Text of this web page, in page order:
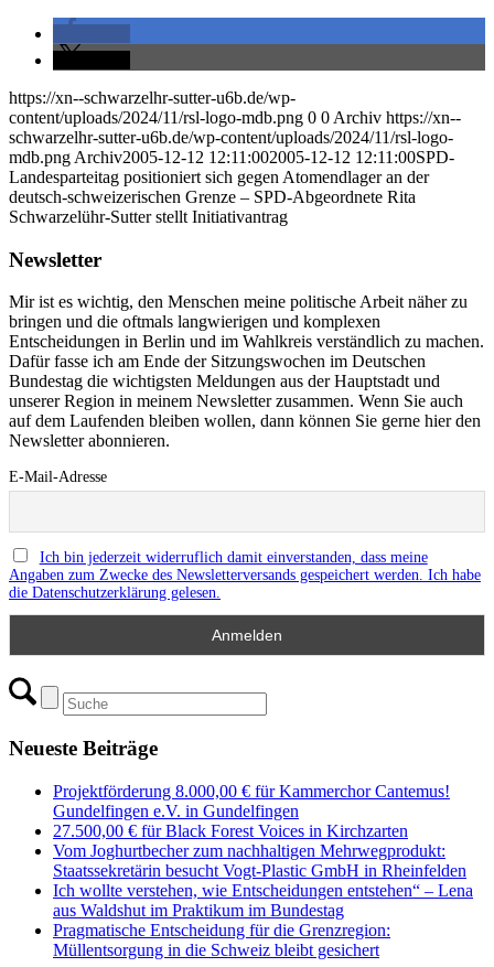
https://xn--schwarzelhr-sutter-u6b.de/wp-
content/uploads/2024/11/rsl-logo-mdb.png 0 0 Archiv https://xn--
schwarzelhr-sutter-u6b.de/wp-content/uploads/2024/11/rsl-logo-
mdb.png Archiv2005-12-12 12:11:002005-12-12 12:11:00SPD-
Landesparteitag positioniert sich gegen Atomendlager an der
deutsch-schweizerischen Grenze – SPD-Abgeordnete Rita
Schwarzelühr-Sutter stellt Initiativantrag
Newsletter
Mir ist es wichtig, den Menschen meine politische Arbeit näher zu
bringen und die oftmals langwierigen und komplexen
Entscheidungen in Berlin und im Wahlkreis verständlich zu machen.
Dafür fasse ich am Ende der Sitzungswochen im Deutschen
Bundestag die wichtigsten Meldungen aus der Hauptstadt und
unserer Region in meinem Newsletter zusammen. Wenn Sie auch
auf dem Laufenden bleiben wollen, dann können Sie gerne hier den
Newsletter abonnieren.
E-Mail-Adresse
Ich bin jederzeit widerruflich damit einverstanden, dass meine
Angaben zum Zwecke des Newsletterversands gespeichert werden. Ich habe
die Datenschutzerklärung gelesen.
Neueste Beiträge
Projektförderung 8.000,00 € für Kammerchor Cantemus!
Gundelfingen e.V. in Gundelfingen
27.500,00 € für Black Forest Voices in Kirchzarten
Vom Joghurtbecher zum nachhaltigen Mehrwegprodukt:
Staatssekretärin besucht Vogt-Plastic GmbH in Rheinfelden
Ich wollte verstehen, wie Entscheidungen entstehen“ – Lena
aus Waldshut im Praktikum im Bundestag
Pragmatische Entscheidung für die Grenzregion:
Müllentsorgung in die Schweiz bleibt gesichert